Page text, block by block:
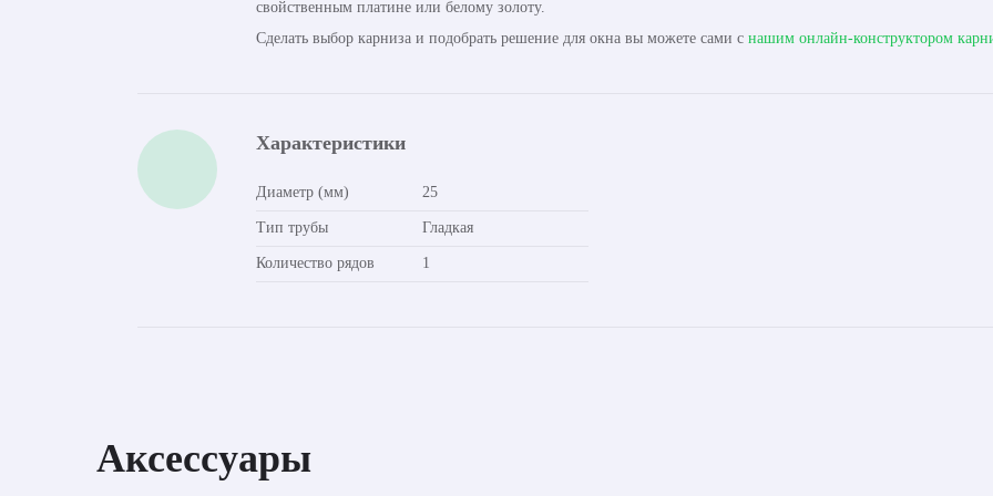
свойственным платине или белому золоту.
Сделать выбор карниза и подобрать решение для окна вы можете сами с нашим онлайн-конструктором
Характеристики
Диаметр (мм) 25
Тип трубы Гладкая
Количество рядов 1
Аксессуары